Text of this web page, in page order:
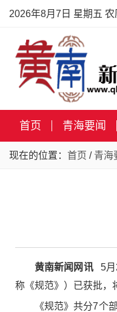
2026年8月7日 星期五
首页 青海要闻
现在的位置： 首页 / 青海
黄南新闻网讯
5
称《规范》）已获批，
《规范》共分7个